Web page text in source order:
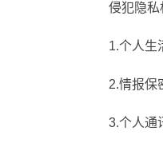
侵犯隐私
1.个人生
2.情报保
3.个人通